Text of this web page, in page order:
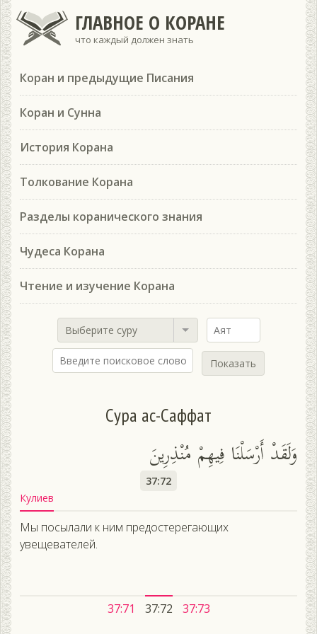
ГЛАВНОЕ О КОРАНЕ
что каждый должен знать
Коран и предыдущие Писания
Коран и Сунна
История Корана
Толкование Корана
Разделы коранического знания
Чудеса Корана
Чтение и изучение Корана
Выберите суру
Показать
Сура ас-Саффат
وَلَقَدْ أَرْسَلْنَا فِيهِمْ مُنْذِرِينَ
37:72
Кулиев
Мы посылали к ним предостерегающих
увещевателей.
37:71 37:72 37:73